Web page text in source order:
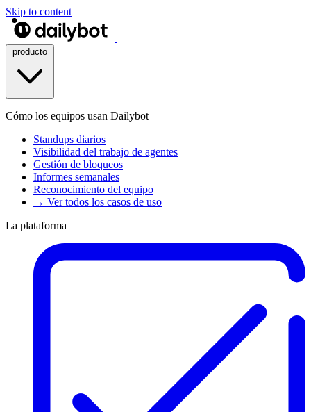
Skip to content
Cómo los equipos usan Dailybot
Standups diarios
Visibilidad del trabajo de agentes
Gestión de bloqueos
Informes semanales
Reconocimiento del equipo
→ Ver todos los casos de uso
La plataforma